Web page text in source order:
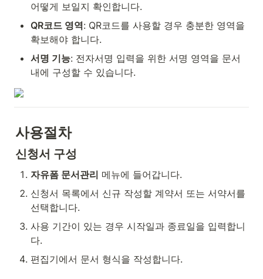
어떻게 보일지 확인합니다.
QR코드 영역: QR코드를 사용할 경우 충분한 영역을
확보해야 합니다.
서명 기능: 전자서명 입력을 위한 서명 영역을 문서
내에 구성할 수 있습니다.
사용절차
신청서 구성
자유폼 문서관리 메뉴에 들어갑니다.
신청서 목록에서 신규 작성할 계약서 또는 서약서를
선택합니다.
사용 기간이 있는 경우 시작일과 종료일을 입력합니
다.
편집기에서 문서 형식을 작성합니다.